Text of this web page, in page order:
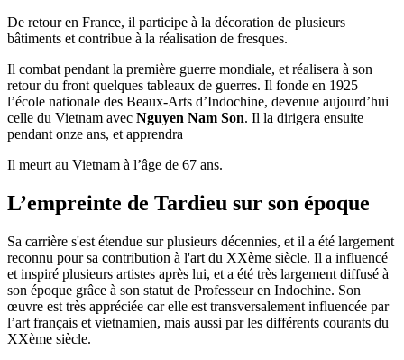
De retour en France, il participe à la décoration de plusieurs
bâtiments et contribue à la réalisation de fresques.
Il combat pendant la première guerre mondiale, et réalisera à son
retour du front quelques tableaux de guerres. Il fonde en 1925
l’école nationale des Beaux-Arts d’Indochine, devenue aujourd’hui
celle du Vietnam avec Nguyen Nam Son. Il la dirigera ensuite
pendant onze ans, et apprendra
Il meurt au Vietnam à l’âge de 67 ans.
L’empreinte de Tardieu sur son époque
Sa carrière s'est étendue sur plusieurs décennies, et il a été largement
reconnu pour sa contribution à l'art du XXème siècle. Il a influencé
et inspiré plusieurs artistes après lui, et a été très largement diffusé à
son époque grâce à son statut de Professeur en Indochine. Son
œuvre est très appréciée car elle est transversalement influencée par
l’art français et vietnamien, mais aussi par les différents courants du
XXème siècle.